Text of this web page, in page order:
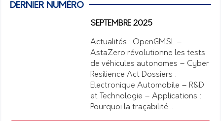
DERNIER NUMÉRO
SEPTEMBRE 2025
Actualités : OpenGMSL –
AstaZero révolutionne les tests
de véhicules autonomes – Cyber
Resilience Act Dossiers :
Electronique Automobile – R&D
et Technologie – Applications :
Pourquoi la traçabilité…